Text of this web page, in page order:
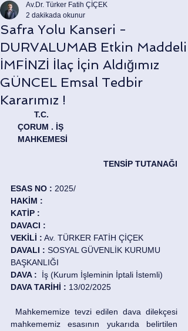
Safra Yolu Kanseri -
DURVALUMAB Etkin Maddeli
İMFİNZİ İlaç İçin Aldığımız
GÜNCEL Emsal Tedbir
Kararımız !
Av.Dr. Türker Fatih ÇİÇEK
2 dakikada okunur
    T.C.
   ÇORUM . İŞ
   MAHKEMESİ
TENSİP TUTANAĞI
ESAS NO : 2025/
HAKİM :
KATİP :
DAVACI :
VEKİLİ : Av. TÜRKER FATİH ÇİÇEK
DAVALI : SOSYAL GÜVENLİK KURUMU
BAŞKANLIĞI
DAVA :
İş (Kurum İşleminin İptali İstemli)
DAVA TARİHİ : 13/02/2025
mahkememiz esasının yukarıda belirtilen